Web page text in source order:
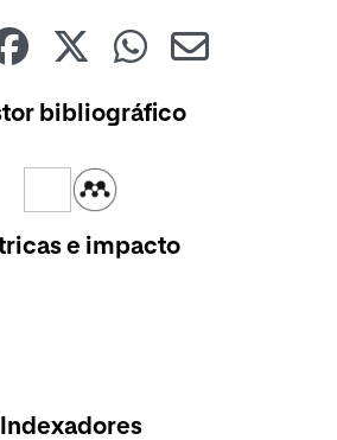
bibliográfico
e impacto
Indexadores